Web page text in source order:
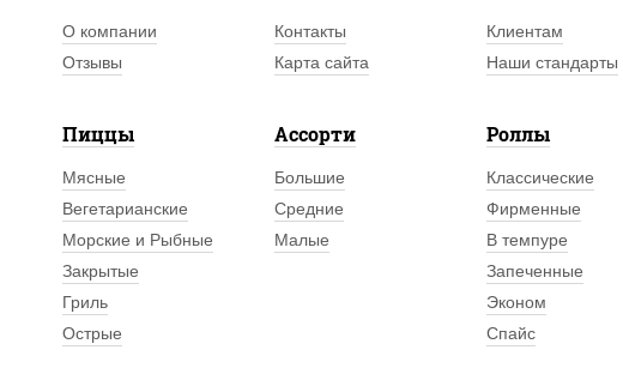
О компании Контакты Клиентам
Отзывы
Карта сайта Наши стандарты
Пиццы
Мясные
Вегетарианские
Морские и Рыбные
Закрытые
Гриль
Острые
Ассорти
Большие
Средние
Малые
Роллы
Классические
Фирменные
В темпуре
Запеченные
Эконом
Спайс